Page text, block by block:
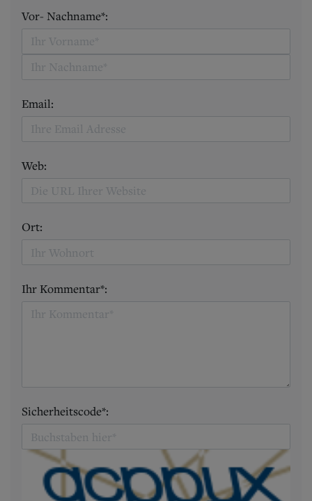
Vor- Nachname*:
Email:
Web:
Ort:
Ihr Kommentar*:
Sicherheitscode*: